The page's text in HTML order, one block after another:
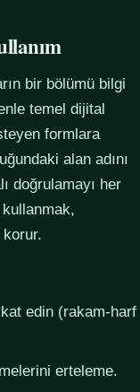
bir bölümü bilgi
temel dijital
formlara
alan adını
doğrulamayı her
korur.
edin (rakam-harf
erteleme.